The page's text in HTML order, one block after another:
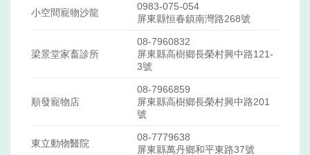
小空間寵物沙龍
0983-075-054
屏東縣恒春鎮南灣路268號
梁景堂家畜診所
08-7960832
屏東縣高樹鄉長榮村興中路121-
3號
順發寵物店
08-7966859
屏東縣高樹鄉長榮村興中路201
號
東立動物醫院
08-7779638
屏東縣萬丹鄉和平東路37號